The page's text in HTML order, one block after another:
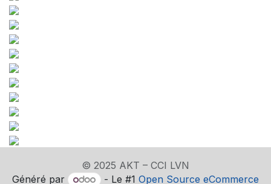
© 2025 AKT – CCI LVN
Généré par
- Le #1 Open Source eCommerce